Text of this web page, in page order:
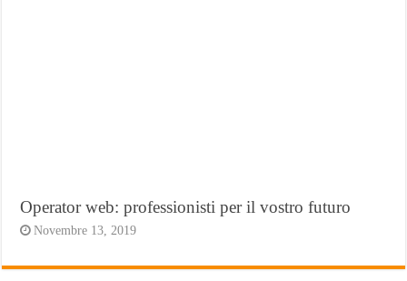
Operator web: professionisti per il vostro futuro
Novembre 13, 2019